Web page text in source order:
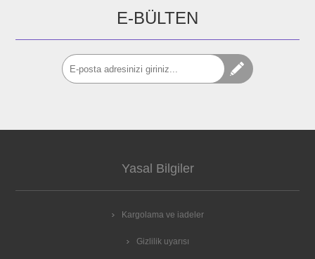
E-BÜLTEN
Yasal Bilgiler
Kargolama ve iadeler
Gizlilik uyarısı